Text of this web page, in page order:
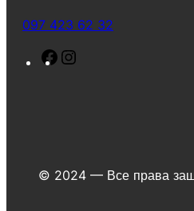
097 423 62 32
F
o
r
© 2024 — Все права